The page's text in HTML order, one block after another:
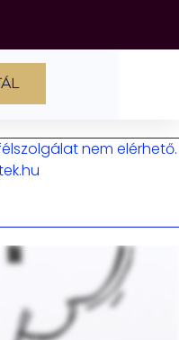
nem elérhető.